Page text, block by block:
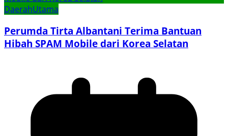
DaerahUtama
Perumda Tirta Albantani Terima Bantuan
Hibah SPAM Mobile dari Korea Selatan